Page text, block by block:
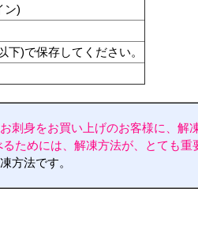
ン)
下)で保存してください。
刺身をお買い上げのお客様に、解
ためには、解凍方法が、とても重
方法です。